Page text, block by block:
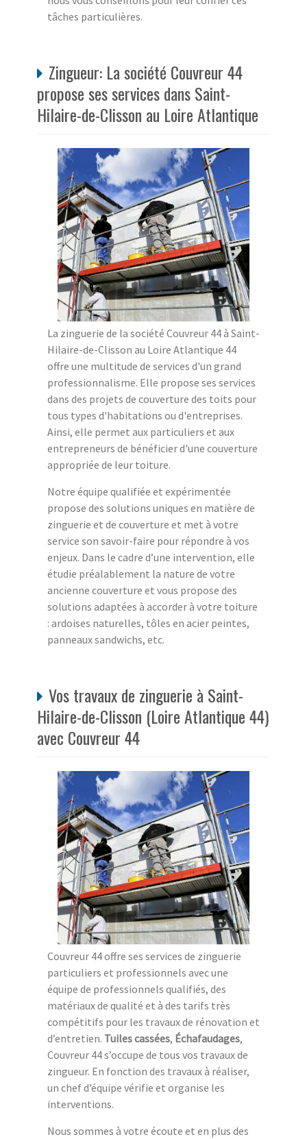
tâches particulières.
Zingueur: La société Couvreur 44
propose ses services dans Saint-
Hilaire-de-Clisson au Loire Atlantique
La zinguerie de la société Couvreur 44 à Saint-
Hilaire-de-Clisson au Loire Atlantique 44
offre une multitude de services d'un grand
professionnalisme. Elle propose ses services
dans des projets de couverture des toits pour
tous types d'habitations ou d'entreprises.
Ainsi, elle permet aux particuliers et aux
entrepreneurs de bénéficier d'une couverture
appropriée de leur toiture.
Notre équipe qualifiée et expérimentée
propose des solutions uniques en matière de
zinguerie et de couverture et met à votre
service son savoir-faire pour répondre à vos
enjeux. Dans le cadre d’une intervention, elle
étudie préalablement la nature de votre
ancienne couverture et vous propose des
solutions adaptées à accorder à votre toiture
: ardoises naturelles, tôles en acier peintes,
panneaux sandwichs, etc.
Vos travaux de zinguerie à Saint-
Hilaire-de-Clisson (Loire Atlantique 44)
avec Couvreur 44
Couvreur 44 offre ses services de zinguerie
particuliers et professionnels avec une
équipe de professionnels qualifiés, des
matériaux de qualité et à des tarifs très
compétitifs pour les travaux de rénovation et
d’entretien. Tuiles cassées, Échafaudages,
Couvreur 44 s’occupe de tous vos travaux de
zingueur. En fonction des travaux à réaliser,
un chef d’équipe vérifie et organise les
interventions.
Nous sommes à votre écoute et en plus des